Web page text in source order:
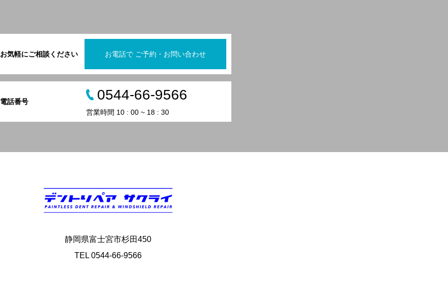
お気軽にご相談ください お電話で ご予約・お問い合わせ
電話番号 0544-66-9566
営業時間 10 : 00 ~ 18 : 30
静岡県富士宮市杉田450
TEL 0544-66-9566